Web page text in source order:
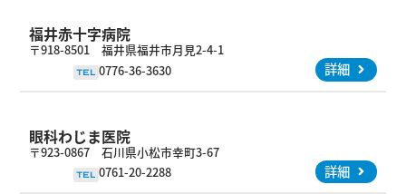
福井赤十字病院
〒918-8501 福井県福井市月見2-4-1
TEL 0776-36-3630 詳細
眼科わじま医院
〒923-0867 石川県小松市幸町3-67
TEL 0761-20-2288 詳細